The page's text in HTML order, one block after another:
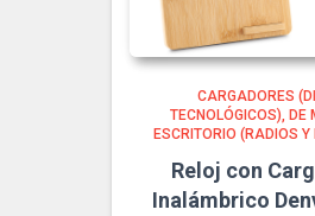
CARGADORES
TECNOLÓGICOS)
DE
ESCRITORIO (RADIOS Y
Reloj con
Inalámbrico